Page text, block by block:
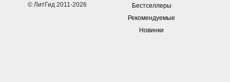
© ЛитГид 2011-2026
Бестселлеры
Рекомендуемые
Новинки